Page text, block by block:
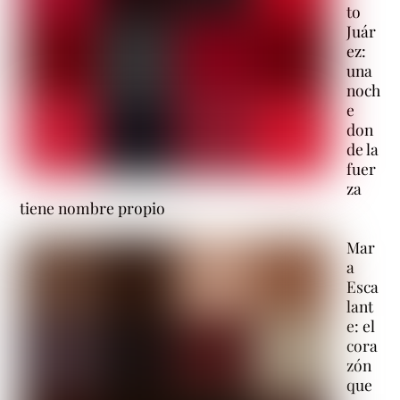
to
Juár
ez:
una
noch
e
don
de la
fuer
za
tiene nombre propio
Mar
a
Esca
lant
e: el
cora
zón
que